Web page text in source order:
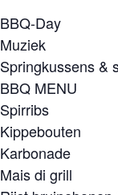
BBQ-Day
Muziek
Springkussens &
BBQ MENU
Spirribs
Kippebouten
Karbonade
Mais di grill